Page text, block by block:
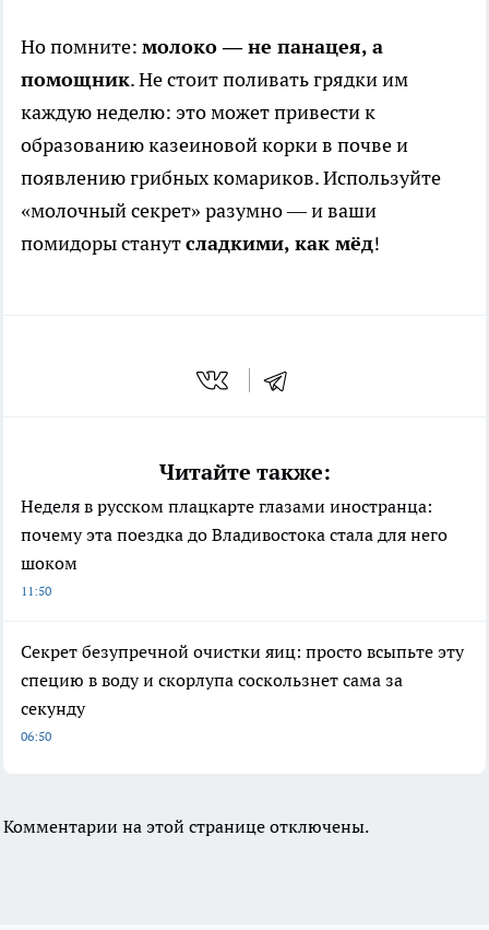
Но помните: молоко — не панацея, а
помощник. Не стоит поливать грядки им
каждую неделю: это может привести к
образованию казеиновой корки в почве и
появлению грибных комариков. Используйте
«молочный секрет» разумно — и ваши
помидоры станутсладкими, как мёд!
Читайте также:
Неделя в русском плацкарте глазами иностранца:
почему эта поездка до Владивостока стала для него
шоком
11:50
Секрет безупречной очистки яиц: просто всыпьте эту
специю в воду и скорлупа соскользнет сама за
секунду
06:50
Комментарии на этой странице отключены.